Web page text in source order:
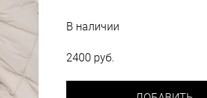
В наличии
2400 руб.